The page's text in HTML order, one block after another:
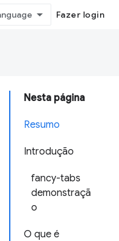
Fazer login
Nesta página
Resumo
Introdução
fancy-tabs
demonstraçã
o
O que é